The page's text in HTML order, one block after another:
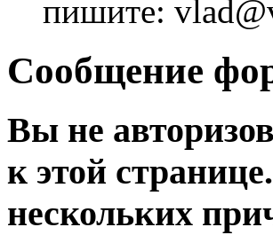
пишите:
Сообщение
Вы не
к этой
нескольких